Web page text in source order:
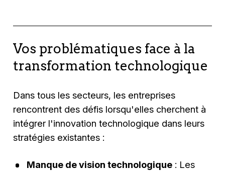
Vos problématiques face à la
transformation technologique
Dans tous les secteurs, les entreprises
rencontrent des défis lorsqu'elles cherchent à
intégrer l'innovation technologique dans leurs
stratégies existantes :
Manque de vision technologique: Les